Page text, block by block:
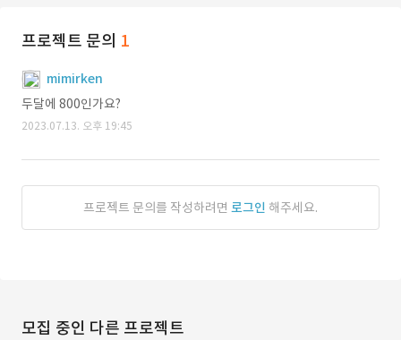
프로젝트 문의 1
mimirken
두달에 800인가요?
2023.07.13. 오후 19:45
프로젝트 문의를 작성하려면 로그인 해주세요.
모집 중인 다른 프로젝트